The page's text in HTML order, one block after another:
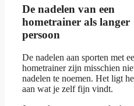
De nadelen van een
hometrainer als langer
persoon
De nadelen aan sporten met
hometrainer zijn misschien
nadelen te noemen. Het ligt
aan wat je zelf fijn vindt.